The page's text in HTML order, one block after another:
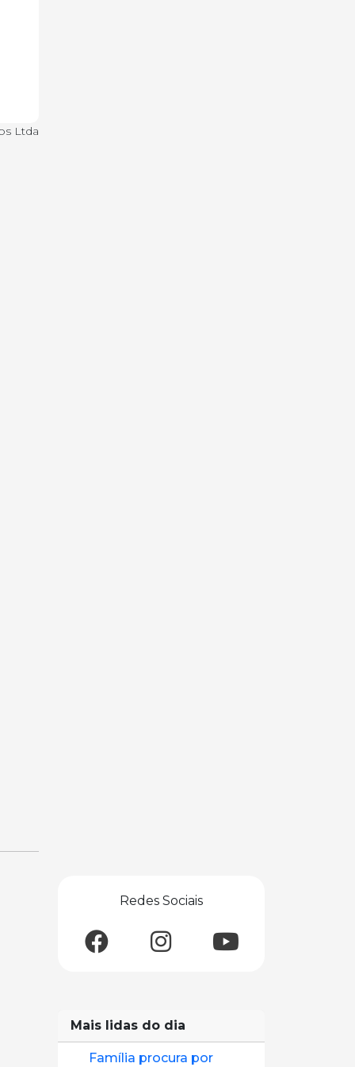
Ltda
Redes Sociais
Mais lidas do dia
Família procura por